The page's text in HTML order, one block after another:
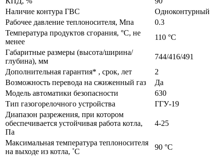
Наличие контура ГВС
Одноконтурный
Рабочее давление теплоносителя, Мпа
0.3
Температура продуктов сгорания, °С, не
менее
110 °C
Габаритные размеры (высота/ширина/
глубина), мм
744/416/491
Дополнительная гарантия* , срок, лет
2
Возможность перевода на сжиженный газ
Да
Модель автоматики безопасности
630
Тип газогорелочного устройства
ГГУ-19
Диапазон разрежения, при котором
обеспечивается устойчивая работа котла,
Па
4-25
Максимальная температура теплоносителя
на выходе из котла, ˚С
90 °C